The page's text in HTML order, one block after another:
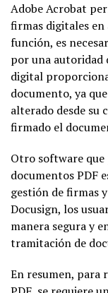
Adobe Acrobat
firmas digitales en
función, es
por una autoridad
digital
documento, ya
alterado desde su
firmado el
Otro software
documentos PDF
gestión de firmas
Docusign, los
manera segura y
tramitación de
En resumen, para